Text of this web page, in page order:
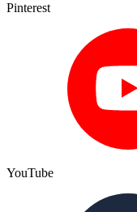
Pinterest
YouTube